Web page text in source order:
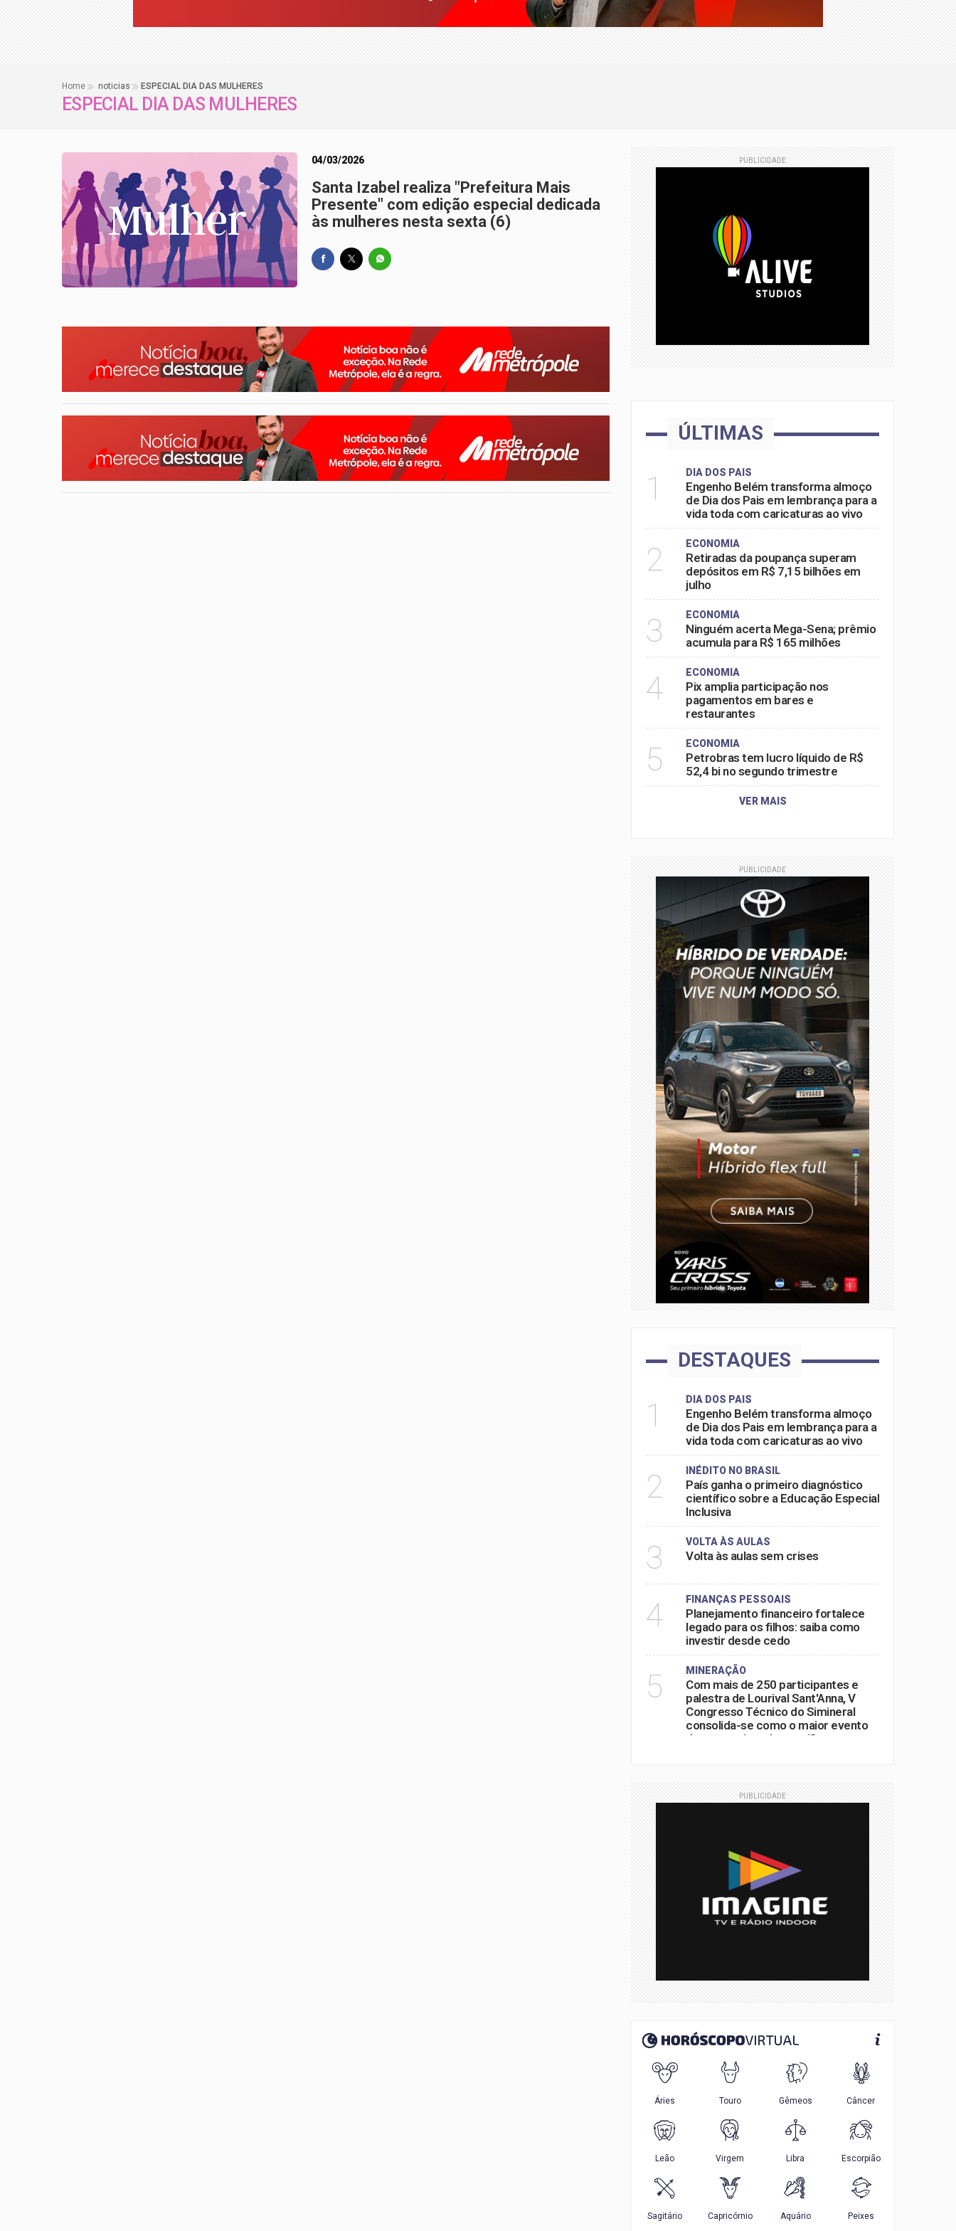
Retiradas da poupança superam depósitos em R$ 7,15 bilhões em julho
Home noticias ESPECIAL DIA DAS MULHERES
ESPECIAL DIA DAS MULHERES
04/03/2026
Santa Izabel realiza "Prefeitura Mais
Presente" com edição especial dedicada
às mulheres nesta sexta (6)
PUBLICIDADE
ÚLTIMAS
1 DIA DOS PAIS
Engenho Belém transforma almoço
de Dia dos Pais em lembrança para a
vida toda com caricaturas ao vivo
2 ECONOMIA
Retiradas da poupança superam
depósitos em R$ 7,15 bilhões em
julho
3 ECONOMIA
Ninguém acerta Mega-Sena; prêmio
acumula para R$ 165 milhões
4 ECONOMIA
Pix amplia participação nos
pagamentos em bares e
restaurantes
5 ECONOMIA
Petrobras tem lucro líquido de R$
52,4 bi no segundo trimestre
VER MAIS
PUBLICIDADE
DESTAQUES
1 DIA DOS PAIS
Engenho Belém transforma almoço
de Dia dos Pais em lembrança para a
vida toda com caricaturas ao vivo
2 INÉDITO NO BRASIL
País ganha o primeiro diagnóstico
científico sobre a Educação Especial
Inclusiva
3 VOLTA ÀS AULAS
Volta às aulas sem crises
4 FINANÇAS PESSOAIS
Planejamento financeiro fortalece
legado para os filhos: saiba como
investir desde cedo
5 MINERAÇÃO
Com mais de 250 participantes e
palestra de Lourival Sant'Anna, V
Congresso Técnico do Simineral
consolida-se como o maior evento
do setor mineral na região
PUBLICIDADE